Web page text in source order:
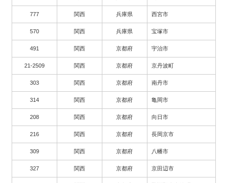
777 関西 兵庫県 西宮市
570 関西 兵庫県 宝塚市
491 関西 京都府 宇治市
21-2509 関西 京都府 京丹波町
303 関西 京都府 南丹市
314 関西 京都府 亀岡市
208 関西 京都府 向日市
216 関西 京都府 長岡京市
309 関西 京都府 八幡市
327 関西 京都府 京田辺市